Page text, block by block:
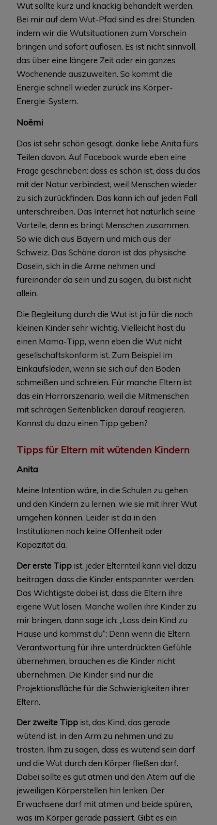
Wut sollte kurz und knackig behandelt werden.
Bei mir auf dem Wut-Pfad sind es drei Stunden,
indem wir die Wutsituationen zum Vorschein
bringen und sofort auflösen. Es ist nicht sinnvoll,
das über eine längere Zeit oder ein ganzes
Wochenende auszuweiten. So kommt die
Energie schnell wieder zurück ins Körper-
Energie-System.
Noëmi
Das ist sehr schön gesagt, danke liebe Anita fürs
Teilen davon. Auf Facebook wurde eben eine
Frage geschrieben: dass es schön ist, dass du das
mit der Natur verbindest, weil Menschen wieder
zu sich zurückfinden. Das kann ich auf jeden Fall
unterschreiben. Das Internet hat natürlich seine
Vorteile, denn es bringt Menschen zusammen.
So wie dich aus Bayern und mich aus der
Schweiz. Das Schöne daran ist das physische
Dasein, sich in die Arme nehmen und
füreinander da sein und zu sagen, du bist nicht
allein.
Die Begleitung durch die Wut ist ja für die noch
kleinen Kinder sehr wichtig. Vielleicht hast du
einen Mama-Tipp, wenn eben die Wut nicht
gesellschaftskonform ist. Zum Beispiel im
Einkaufsladen, wenn sie sich auf den Boden
schmeißen und schreien. Für manche Eltern ist
das ein Horrorszenario, weil die Mitmenschen
mit schrägen Seitenblicken darauf reagieren.
Kannst du dazu einen Tipp geben?
Tipps für Eltern mit wütenden Kindern
Anita
Meine Intention wäre, in die Schulen zu gehen
und den Kindern zu lernen, wie sie mit ihrer Wut
umgehen können. Leider ist da in den
Institutionen noch keine Offenheit oder
Kapazität da.
Der erste Tippist, jeder Elternteil kann viel dazu
beitragen, dass die Kinder entspannter werden.
Das Wichtigste dabei ist, dass die Eltern ihre
eigene Wut lösen. Manche wollen ihre Kinder zu
mir bringen, dann sage ich: „Lass dein Kind zu
Hause und kommst du“: Denn wenn die Eltern
Verantwortung für ihre unterdrückten Gefühle
übernehmen, brauchen es die Kinder nicht
übernehmen. Die Kinder sind nur die
Projektionsfläche für die Schwierigkeiten ihrer
Eltern.
Der zweite Tippist, das Kind, das gerade
wütend ist, in den Arm zu nehmen und zu
trösten. Ihm zu sagen, dass es wütend sein darf
und die Wut durch den Körper fließen darf.
Dabei sollte es gut atmen und den Atem auf die
jeweiligen Körperstellen hin lenken. Der
Erwachsene darf mit atmen und beide spüren,
was im Körper gerade passiert. Gibt es ein